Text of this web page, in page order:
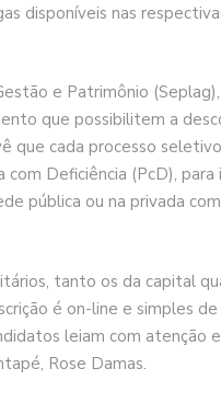
disponíveis nas
e Patrimônio
que possibilitem a
que cada processo
Deficiência (PcD), para
pública ou na privada
tanto os da capital
é on-line e simples de
leiam com atenção
Rose Damas.